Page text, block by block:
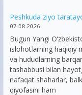
Peshkuda ziyo
07.08.2026
Bugun Yangi
islohotlarning haqiqiy
va hududlarning
tashabbusi bilan
nafaqat shaharlar,
qiyofasini ham